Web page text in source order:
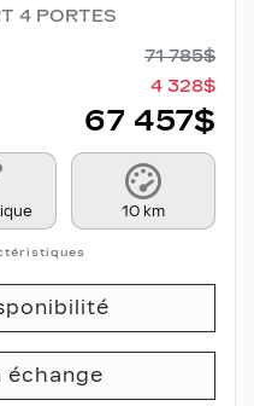
4 PORTES
71 785$
4 328$
67 457$
10 km
échange